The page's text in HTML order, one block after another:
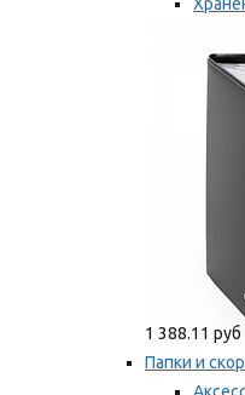
Мы
1 388.11 руб
Папки и